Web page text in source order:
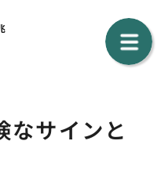
なサインと